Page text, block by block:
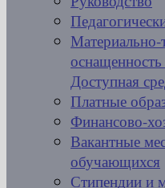
Материально-
оснащенность
Доступная
Платные
Финансово-
Вакантные
обучающихся
Стипендии и